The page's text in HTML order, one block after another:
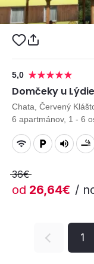
5,0
Domčeky u
Chata, Červený
6 apartmánov, 1 - 6
36€
od 26,64€ /
1